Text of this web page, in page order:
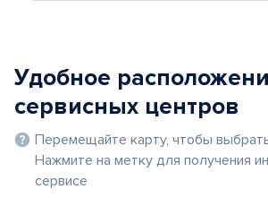
Удобное
сервисных центров
Перемещайте карту, чтобы
Нажмите на метку для получения
сервисе